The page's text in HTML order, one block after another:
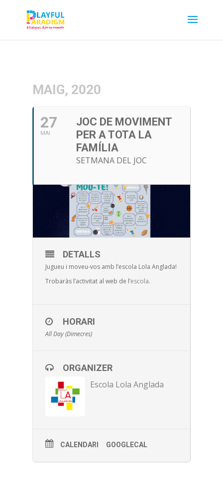
MAIG, 2020
27
MAI
JOC DE MOVIMENT
PER A TOTA LA
FAMÍLIA
SETMANA DEL JOC
DETALLS
Jugueu i moveu-vos amb l’escola Lola Anglada!
Trobaràs l’activitat al web de l’escola.
HORARI
All Day (Dimecres)
ORGANIZER
Escola Lola Anglada
CALENDARI GOOGLECAL